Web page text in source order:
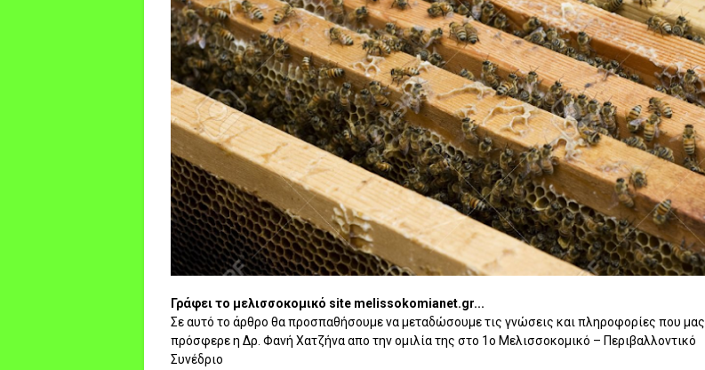
Γράφει το μελισσοκομικό site melissokomianet.gr...
Σε αυτό το άρθρο θα προσπαθήσουμε να μεταδώσουμε τις γνώσεις και πληροφορίες που μας
πρόσφερε η Δρ. Φανή Χατζήνα απο την ομιλία της στο 1ο Μελισσοκομικό – Περιβαλλοντικό
Συνέδριο